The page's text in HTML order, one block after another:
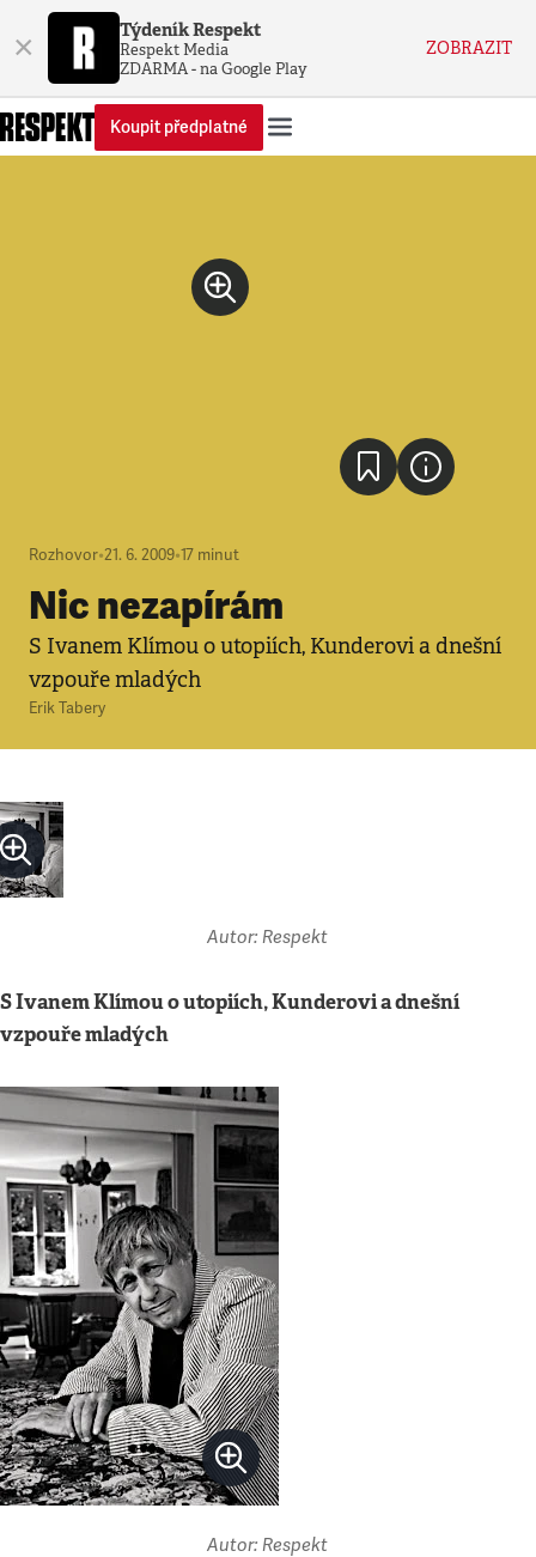
× Týdeník Respekt
Respekt Media
ZDARMA - na Google Play
ZOBRAZIT
Koupit předplatné
Rozhovor•21. 6. 2009•17 minut
Nic nezapírám
S Ivanem Klímou o utopiích, Kunderovi a dnešní
vzpouře mladých
Erik Tabery
Autor: Respekt
S Ivanem Klímou o utopiích, Kunderovi a dnešní
vzpouře mladých
Autor: Respekt